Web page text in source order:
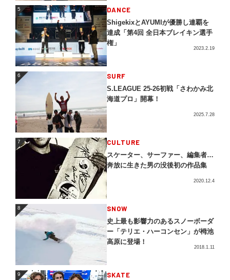
5 DANCE
ShigekixとAYUMIが優勝し連覇を
達成「第4回 全日本ブレイキン選手
権」
2023.2.19
6 SURF
S.LEAGUE 25-26初戦「さわかみ北
海道プロ」開幕！
2025.7.28
7 CULTURE
スケーター、サーファー、編集者…
奔放に生きた男の没後初の作品集
2020.12.4
8 SNOW
史上最も影響力のあるスノーボーダ
ー「テリエ・ハーコンセン」が栂池
高原に登場！
2018.1.11
9 SKATE